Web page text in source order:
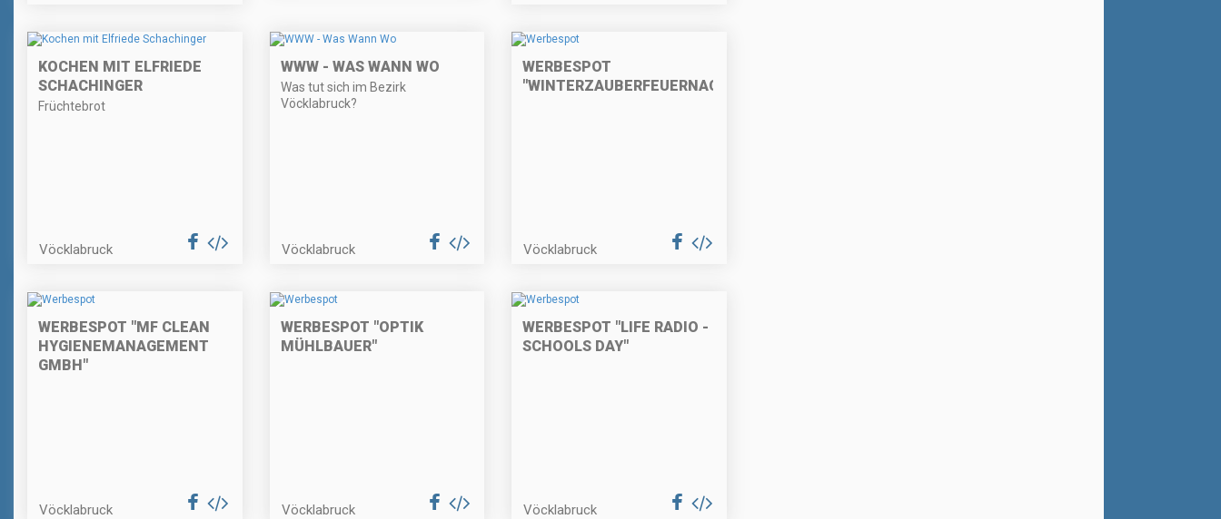
KOCHEN MIT ELFRIEDE
SCHACHINGER
Früchtebrot
Vöcklabruck
WWW - WAS WANN WO
Was tut sich im Bezirk
Vöcklabruck?
Vöcklabruck
WERBESPOT
"WINTERZAUBERFEUERNACHT"
Vöcklabruck
WERBESPOT "MF CLEAN
HYGIENEMANAGEMENT
GMBH"
Vöcklabruck
WERBESPOT "OPTIK
MÜHLBAUER"
Vöcklabruck
WERBESPOT "LIFE RADIO -
SCHOOLS DAY"
Vöcklabruck